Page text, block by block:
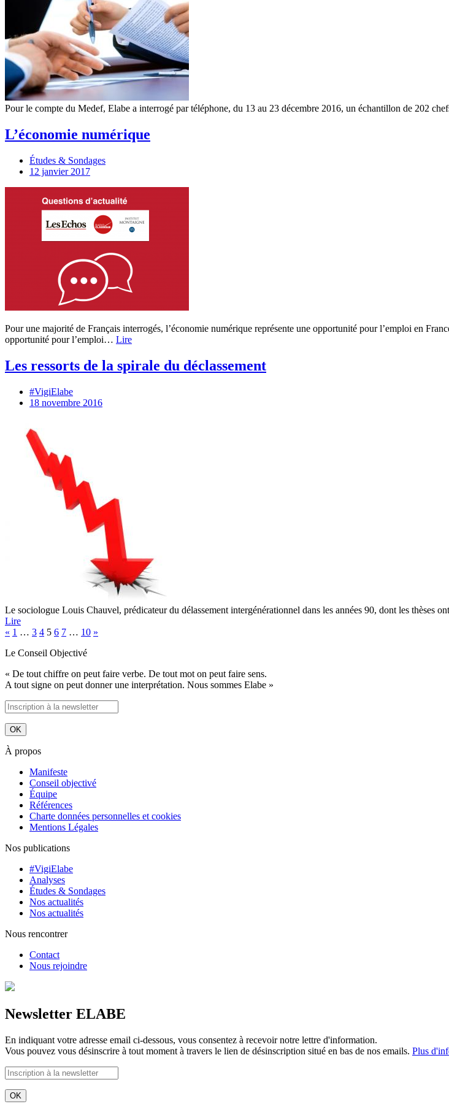
Pour le compte du Medef, Elabe a interrogé par téléphone, du 13 au 23 décembre 2016, un échantillon de 202
L’économie numérique
Études & Sondages
12 janvier 2017
Pour une majorité de Français interrogés, l’économie numérique représente une opportunité pour l’emploi en
opportunité pour l’emploi… Lire
Les ressorts de la spirale du déclassement
#VigiElabe
18 novembre 2016
Le sociologue Louis Chauvel, prédicateur du délassement intergénérationnel dans les années 90, dont les thèses
Lire
« 1 … 3 4 5 6 7 … 10 »
Le Conseil Objectivé
« De tout chiffre on peut faire verbe. De tout mot on peut faire sens.
A tout signe on peut donner une interprétation. Nous sommes Elabe »
À propos
Manifeste
Conseil objectivé
Équipe
Références
Charte données personnelles et cookies
Mentions Légales
Nos publications
#VigiElabe
Analyses
Études & Sondages
Nos actualités
Nos actualités
Nous rencontrer
Contact
Nous rejoindre
Newsletter ELABE
En indiquant votre adresse email ci-dessous, vous consentez à recevoir notre lettre d'information.
Vous pouvez vous désinscrire à tout moment à travers le lien de désinscription situé en bas de nos emails. Plus